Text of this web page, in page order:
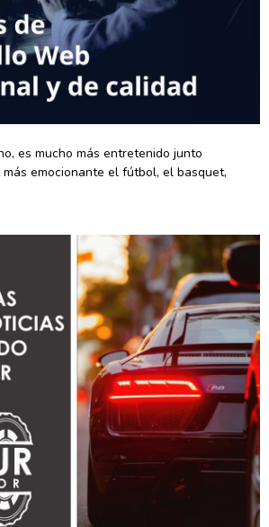
es mucho más entretenido junto
más emocionante el fútbol, el basquet,